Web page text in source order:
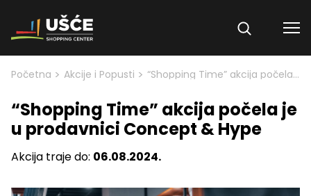
Skip to content
Početna > Akcije i Popusti > “Shopping Time” akcija počela je u prodavnici Concept & Hype
“Shopping Time” akcija počela je
u prodavnici Concept & Hype
Akcija traje do: 06.08.2024.